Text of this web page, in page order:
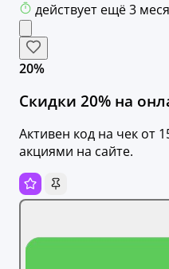
действует ещё 3
20%
Скидки 20% на
Активен код на чек от
акциями на сайте.